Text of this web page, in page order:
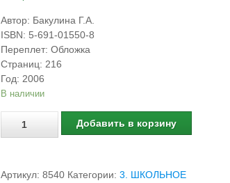
Автор: Бакулина Г.А.
ISBN: 5-691-01550-8
Переплет:Обложка
Страниц: 216
Год: 2006
В наличии
Количество Добавить в корзину
Артикул:8540 Категории:3. ШКОЛЬНОЕ